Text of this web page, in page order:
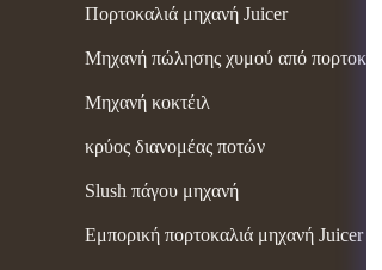
Πορτοκαλιά μηχανή Juicer
Μηχανή πώλησης χυμού από πορτοκάλι
Μηχανή κοκτέιλ
κρύος διανομέας ποτών
Slush πάγου μηχανή
Εμπορική πορτοκαλιά μηχανή Juicer